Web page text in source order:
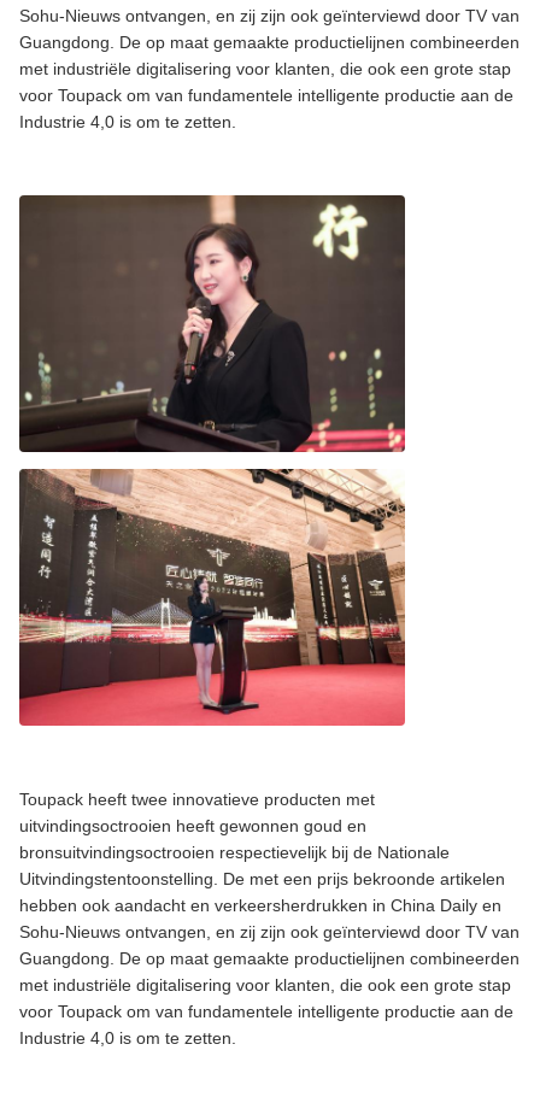
Sohu-Nieuws ontvangen, en zij zijn ook geïnterviewd door TV van
Guangdong. De op maat gemaakte productielijnen combineerden
met industriële digitalisering voor klanten, die ook een grote stap
voor Toupack om van fundamentele intelligente productie aan de
Industrie 4,0 is om te zetten.
Toupack heeft twee innovatieve producten met
uitvindingsoctrooien heeft gewonnen goud en
bronsuitvindingsoctrooien respectievelijk bij de Nationale
Uitvindingstentoonstelling. De met een prijs bekroonde artikelen
hebben ook aandacht en verkeersherdrukken in China Daily en
Sohu-Nieuws ontvangen, en zij zijn ook geïnterviewd door TV van
Guangdong. De op maat gemaakte productielijnen combineerden
met industriële digitalisering voor klanten, die ook een grote stap
voor Toupack om van fundamentele intelligente productie aan de
Industrie 4,0 is om te zetten.